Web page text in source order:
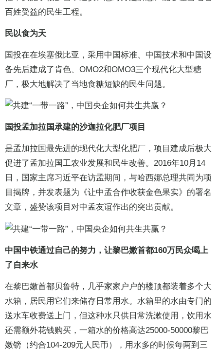
百姓受益的民生工程。
民以食为天
国投在在埃塞俄比亚，采用中国标准、中国技术和中国设
备先后建成了肯色、OMO2和OMO3三个现代化大型糖
厂，极大地解决了当地食糖短缺的民生问题。
国投孟加拉国承建的沙迦拉化肥厂项目
是孟加拉国最先进的现代化大型化肥厂，项目建成后极大
促进了孟加拉国工农业发展和民生改善。2016年10月14
日，国家主席习近平在访孟期间，与哈西娜总理共同为项
目揭牌，并发表题为《让中孟合作收获金色果实》的署名
文章，盛赞该项目对中孟友谊作出的突出贡献。
中国中铁通过自己的努力，让黎巴嫩首都160万民众喝上
了自来水
在黎巴嫩首都贝鲁特，几乎家家户户的楼顶都装着多个大
水箱，居民用它们来储存日常用水。水箱里的水由专门的
送水车收费送上门，但这种水只供日常洗漱使用，饮用水
还需额外花钱购买，一箱水的价格高达25000-50000黎巴
嫩镑（约合104-209元人民币），用水多的时候每两到三